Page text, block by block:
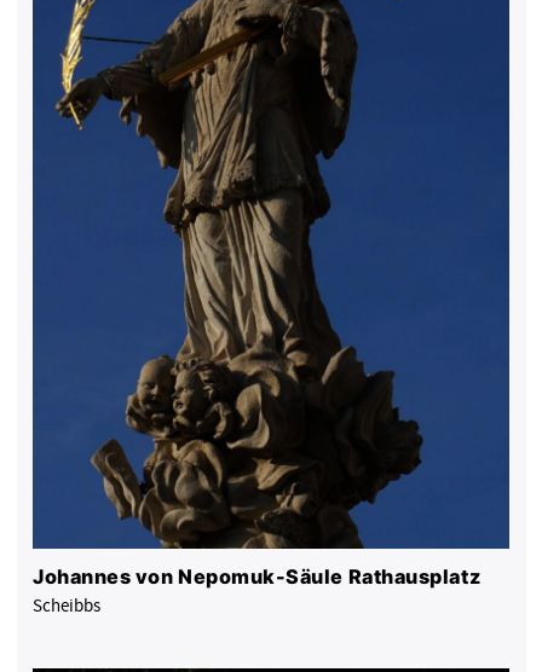
Johannes von Nepomuk-Säule Rathausplatz
Scheibbs